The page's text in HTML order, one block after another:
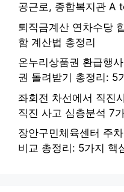
공근로, 종합복지관 A
퇴직금계산 연차수당
함 계산법 총정리
온누리상품권 환급행
권 돌려받기 총정리: 5
좌회전 차선에서 직진
직진 사고 심층분석 7
장안구민체육센터 주
비교 총정리: 5가지 핵